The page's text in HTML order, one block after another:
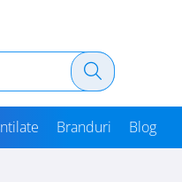
Branduri Blog